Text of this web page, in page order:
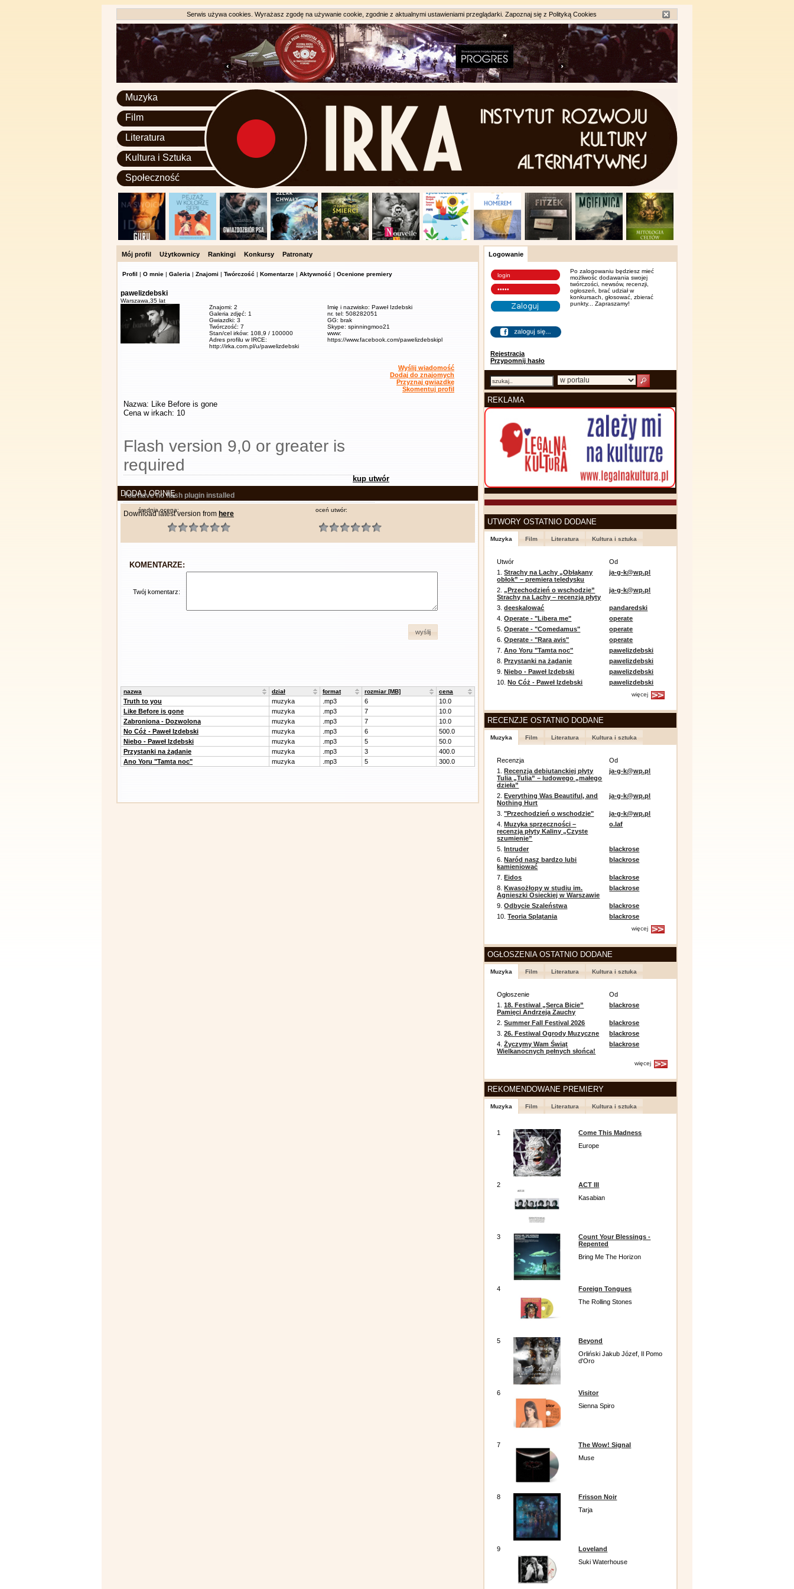
Serwis używa cookies. Wyrażasz zgodę na używanie cookie, zgodnie z aktualnymi ustawieniami przeglądarki. Zapoznaj się z Polityką Cookies
Muzyka
Film
Literatura
Kultura i Sztuka
Społeczność
Mój profil Użytkownicy Rankingi Konkursy Patronaty
Profil | O mnie | Galeria | Znajomi | Twórczość | Komentarze | Aktywność | Ocenione premiery
pawelizdebski
Warszawa, 35 lat
Znajomi: 2
Galeria zdjęć: 1
Gwiazdki: 3
Twórczość: 7
Stan/cel irków: 108,9 / 100000
Adres profilu w IRCE:
http://irka.com.pl/u/pawelizdebski
Imię i nazwisko: Paweł Izdebski
nr. tel: 508282051
GG: brak
Skype: spinningmoo21
www:
https://www.facebook.com/pawelizdebskipl
Wyślij wiadomość
Dodaj do znajomych
Przyznaj gwiazdkę
Skomentuj profil
Nazwa: Like Before is gone
Cena w irkach: 10
Flash version 9,0 or greater is
required
You have no flash plugin installed
Download latest version from here
kup utwór
DODAJ OPINIĘ
średnia ocena: oceń utwór:
KOMENTARZE:
Twój komentarz:
wyślij
nazwa dział format rozmiar [MB] cena
Truth to you muzyka .mp3 6
10.0
Like Before is gone
muzyka .mp3 7
10.0
Zabroniona - Dozwolona
muzyka .mp3 7
10.0
No Cóż - Paweł Izdebski
muzyka .mp3 6
500.0
Niebo - Paweł Izdebski
muzyka .mp3 5
50.0
Przystanki na żądanie
muzyka .mp3 3
400.0
Ano Yoru "Tamta noc"
muzyka .mp3 5 300.0
Logowanie
Rejestracja
Przypomnij hasło
Po zalogowaniu będziesz mieć
możliwośc dodawania swojej
twórczości, newsów, recenzji,
ogłoszeń, brać udział w
konkursach, głosować, zbierać
punkty... Zapraszamy!
REKLAMA
UTWORY OSTATNIO DODANE
Muzyka Film Literatura Kultura i sztuka
Utwór
Od
1.Strachy na Lachy „Obłąkany
obłok” – premiera teledysku
ja-g-k@wp.pl
2.„Przechodzień o wschodzie”
Strachy na Lachy – recenzja płyty
ja-g-k@wp.pl
3.deeskalować
pandaredski
4.Operate - "Libera me"
operate
5.Operate - "Comedamus"
operate
6.Operate - "Rara avis"
operate
7.Ano Yoru "Tamta noc"
pawelizdebski
8.Przystanki na żądanie
pawelizdebski
9.Niebo - Paweł Izdebski
pawelizdebski
10.No Cóż - Paweł Izdebski pawelizdebski
więcej
RECENZJE OSTATNIO DODANE
Muzyka Film Literatura Kultura i sztuka
Recenzja
Od
1.Recenzja debiutanckiej płyty
Tulia „Tulia” – ludowego „małego
dzieła”
ja-g-k@wp.pl
2.Everything Was Beautiful, and
Nothing Hurt
ja-g-k@wp.pl
3."Przechodzień o wschodzie"
ja-g-k@wp.pl
4.Muzyka sprzeczności –
recenzja płyty Kaliny „Czyste
szumienie”
o.laf
5.Intruder
blackrose
6.Naród nasz bardzo lubi
kamieniować
blackrose
7.Eidos
blackrose
8.Kwasożłopy w studiu im.
Agnieszki Osieckiej w Warszawie
blackrose
9.Odbycie Szaleństwa
blackrose
10.Teoria Splątania blackrose
więcej
OGŁOSZENIA OSTATNIO DODANE
Muzyka Film Literatura Kultura i sztuka
Ogłoszenie
Od
1.18. Festiwal „Serca Bicie”
Pamięci Andrzeja Zauchy
blackrose
2.Summer Fall Festival 2026
blackrose
3.26. Festiwal Ogrody Muzyczne
blackrose
4.Życzymy Wam Świąt
Wielkanocnych pełnych słońca!
blackrose
więcej
REKOMENDOWANE PREMIERY
Muzyka Film Literatura Kultura i sztuka
1
Come This Madness
Europe
2
ACT III
Kasabian
3
Count Your Blessings -
Repented
Bring Me The Horizon
4
Foreign Tongues
The Rolling Stones
5
Beyond
Orliński Jakub Józef, Il Pomo
d'Oro
6
Visitor
Sienna Spiro
7
The Wow! Signal
Muse
8
Frisson Noir
Tarja
9
Loveland
Suki Waterhouse